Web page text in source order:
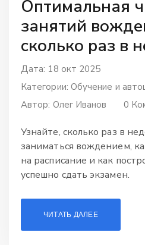
Оптимальная
занятий
сколько раз в
Дата: 18 окт 2025
Категории: Обучение и
Автор: Олег Иванов 0
Узнайте, сколько раз в
заниматься вождением,
на расписание и как
успешно сдать экзамен.
ЧИТАТЬ ДАЛЕЕ